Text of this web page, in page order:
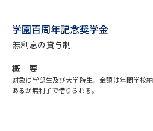
オープンキャンパスなどを調べる
オープンキャンパス検索
学園百周年記念奨学金
無利息の貸与制
概 要
対象は学部生及び大学院生。金額は年間学校
あるが無利子で借りられる。